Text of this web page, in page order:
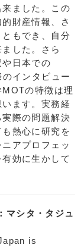
ました。この
財産情報、さ
もでき、自分
した。さら
日本での
インタビュー
の特徴は理
ます。実務経
際の問題解決
熱心に研究を
アプロフェッ
効に生かして
マシタ・タジュ
is